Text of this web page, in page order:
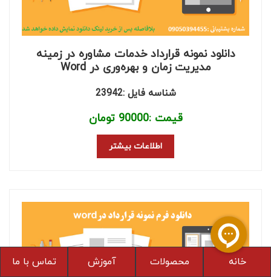
دانلود نمونه قرارداد خدمات مشاوره در زمینه
مدیریت زمان و بهره‌وری در Word
شناسه فایل :23942
قیمت :90000 تومان
اطلاعات بیشتر
تماس با ما آموزش محصولات خانه